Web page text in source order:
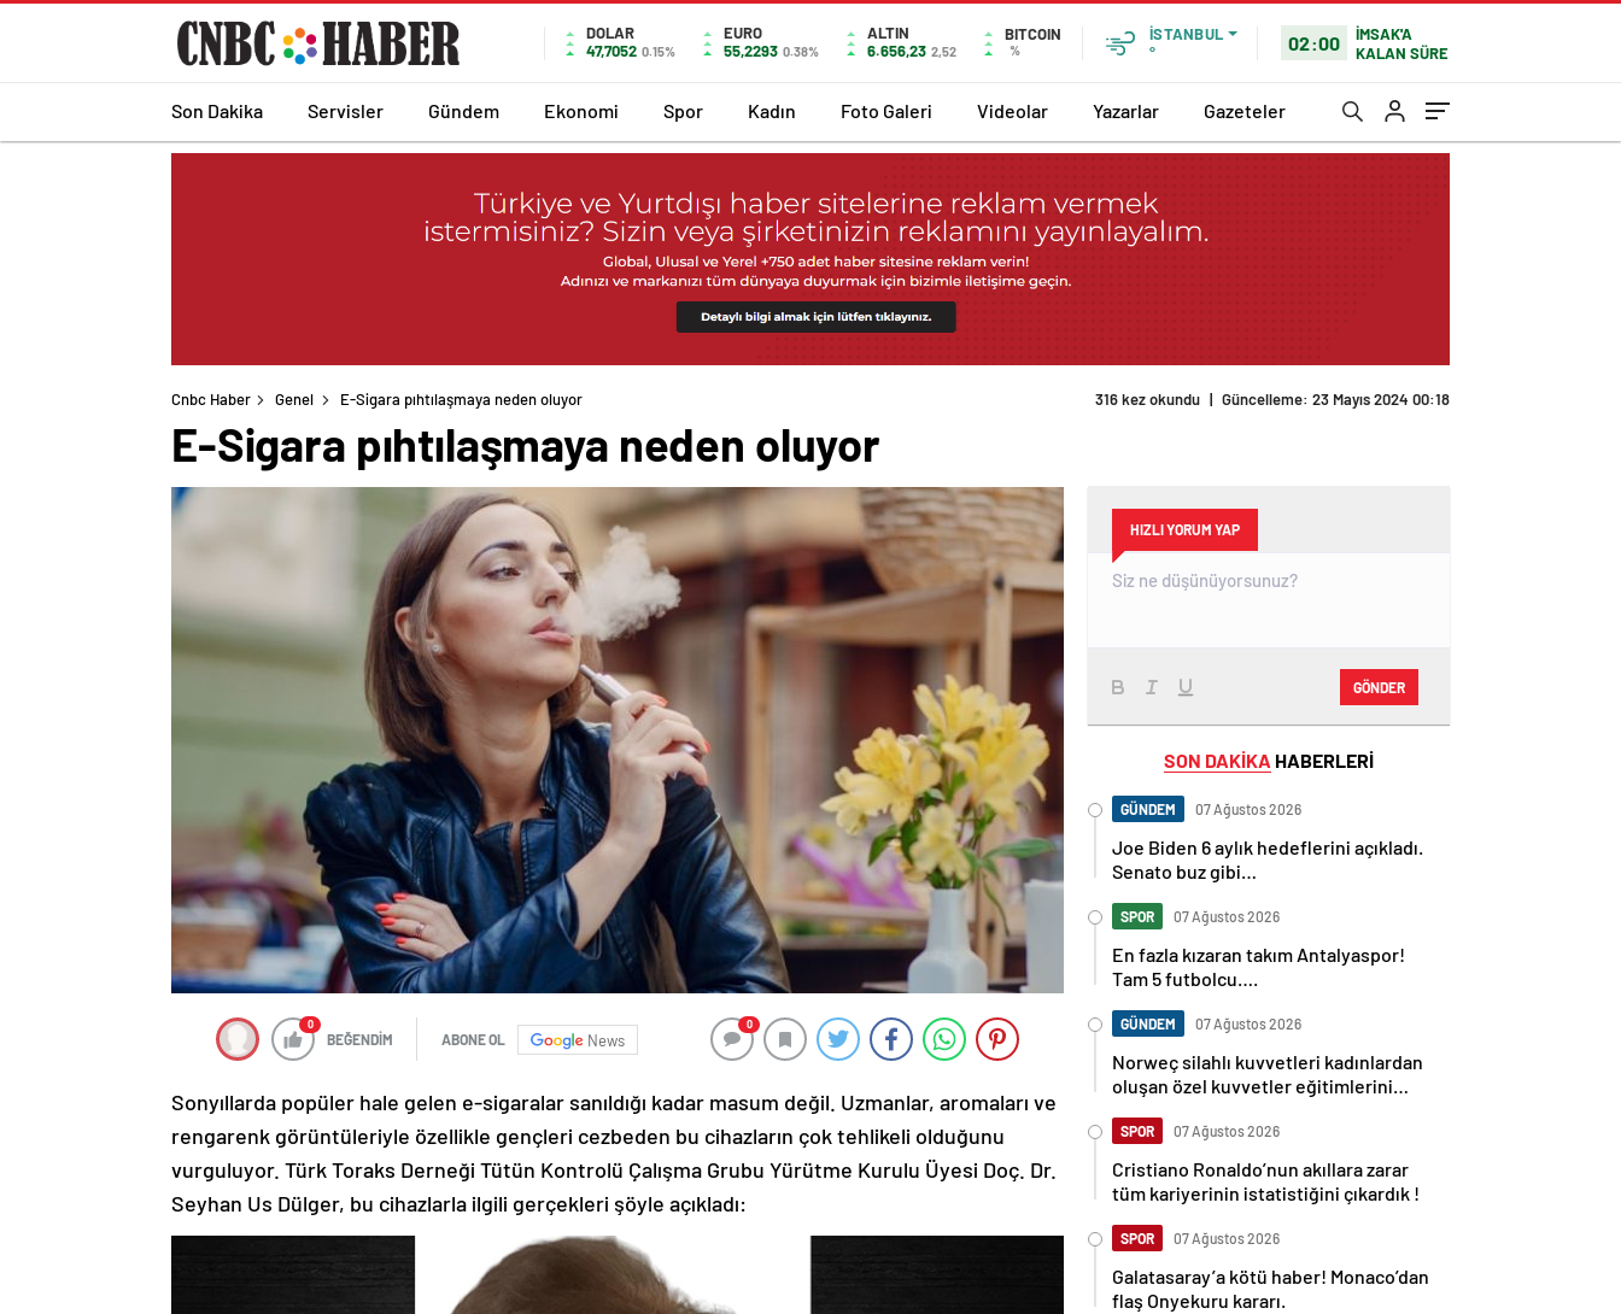
DOLAR
47,7052 0.15%
EURO
55,2293 0.38%
ALTIN
6.656,23 2,52
BITCOIN
%
İSTANBUL
°
02:00
İMSAK'A
KALAN SÜRE
Son Dakika Servisler Gündem Ekonomi Spor Kadın Foto Galeri Videolar Yazarlar Gazeteler
Cnbc Haber Genel E-Sigara pıhtılaşmaya neden oluyor
E-Sigara pıhtılaşmaya neden oluyor
0
BEĞENDİM ABONE OL News
0
Sonyıllarda popüler hale gelen e-sigaralar sanıldığı kadar masum değil. Uzmanlar, aromaları ve
rengarenk görüntüleriyle özellikle gençleri cezbeden bu cihazların çok tehlikeli olduğunu
vurguluyor. Türk Toraks Derneği Tütün Kontrolü Çalışma Grubu Yürütme Kurulu Üyesi Doç. Dr.
Seyhan Us Dülger, bu cihazlarla ilgili gerçekleri şöyle açıkladı:
HIZLI YORUM YAP
GÖNDER
SON DAKİKA HABERLERİ
GÜNDEM 07 Ağustos 2026
Joe Biden 6 aylık hedeflerini açıkladı.
Senato buz gibi…
SPOR 07 Ağustos 2026
En fazla kızaran takım Antalyaspor!
Tam 5 futbolcu….
GÜNDEM 07 Ağustos 2026
Norweç silahlı kuvvetleri kadınlardan
oluşan özel kuvvetler eğitimlerini
SPOR 07 Ağustos 2026
Cristiano Ronaldo’nun akıllara zarar
tüm kariyerinin istatistiğini çıkardık !
SPOR 07 Ağustos 2026
Galatasaray’a kötü haber! Monaco’dan
flaş Onyekuru kararı.